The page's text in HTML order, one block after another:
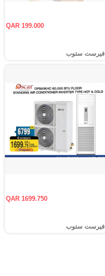
QAR 199.000
فيرست ستوب
QAR 1699.750
فيرست ستوب